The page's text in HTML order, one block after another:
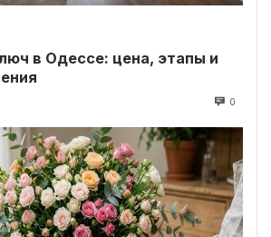
в Одессе: цена, этапы и
0